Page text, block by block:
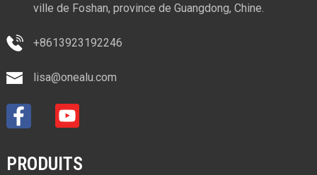
ville de Foshan, province de Guangdong, Chine.
+8613923192246
lisa@onealu.com
PRODUITS